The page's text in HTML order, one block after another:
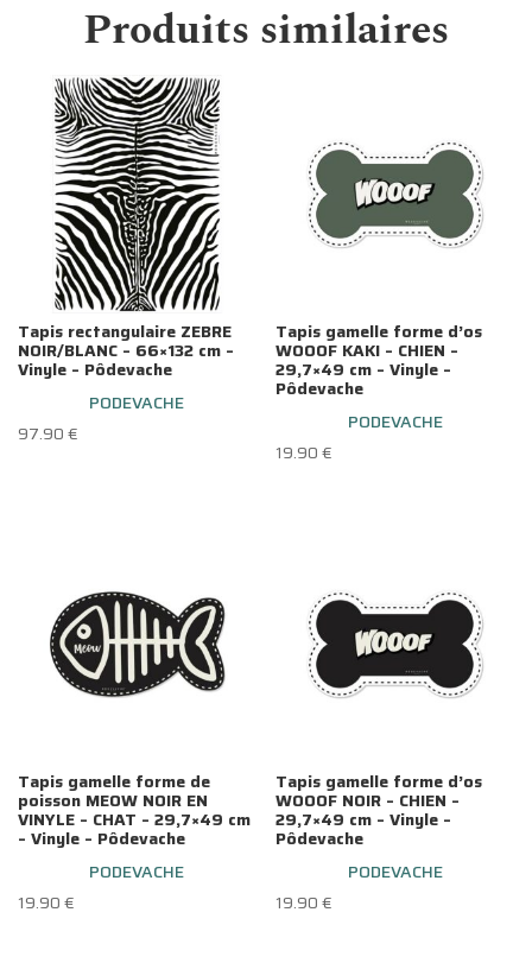
Produits similaires
Tapis rectangulaire ZEBRE
NOIR/BLANC – 66×132 cm –
Vinyle – Pôdevache
PODEVACHE
97.90€
Tapis gamelle forme d’os
WOOOF KAKI – CHIEN –
29,7×49 cm – Vinyle –
Pôdevache
PODEVACHE
19.90€
Tapis gamelle forme de
poisson MEOW NOIR EN
VINYLE – CHAT – 29,7×49 cm
– Vinyle – Pôdevache
PODEVACHE
19.90€
Tapis gamelle forme d’os
WOOOF NOIR – CHIEN –
29,7×49 cm – Vinyle –
Pôdevache
PODEVACHE
19.90€